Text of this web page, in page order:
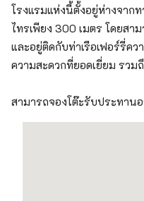
โรงแรมแห่งนี้ตั้งอยู่ห่างจาก
ไทรเพียง 300 เมตร โดยสา
และอยู่ติดกับท่าเรือเฟอร์รี่คว
ความสะดวกที่ยอดเยี่ยม รวม
สามารถจองโต๊ะรับประทาน